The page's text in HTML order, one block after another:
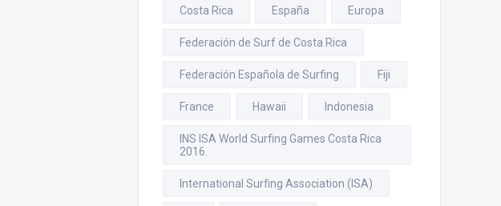
Costa Rica España Europa
Federación de Surf de Costa Rica
Federación Española de Surfing Fiji
France Hawaii Indonesia
INS ISA World Surfing Games Costa Rica
2016.
International Surfing Association (ISA)